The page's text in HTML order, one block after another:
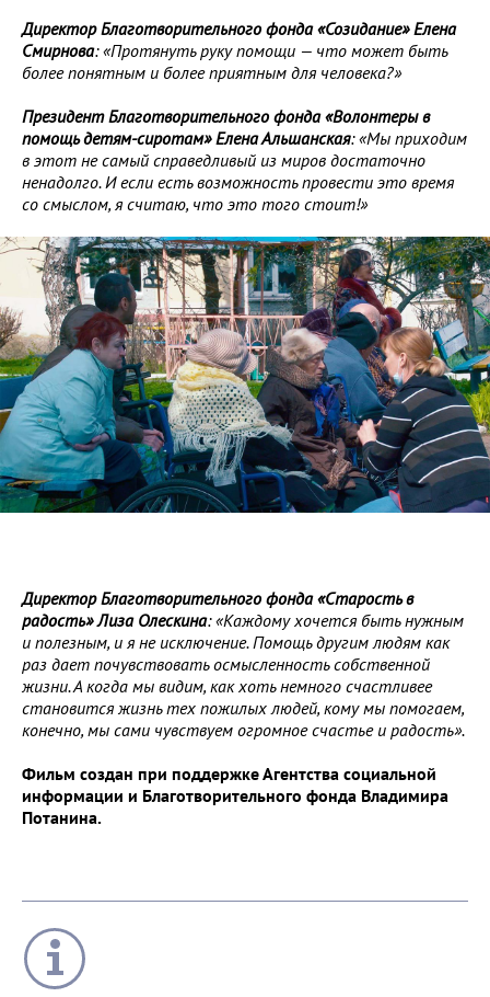
Директор Благотворительного фонда «Созидание» Елена
Смирнова: «Протянуть руку помощи — что может быть
более понятным и более приятным для человека?»
Президент Благотворительного фонда «Волонтеры в
помощь детям-сиротам» Елена Альшанская: «Мы приходим
в этот не самый справедливый из миров достаточно
ненадолго. И если есть возможность провести это время
со смыслом, я считаю, что это того стоит!»
Директор Благотворительного фонда «Старость в
радость» Лиза Олескина: «Каждому хочется быть нужным
и полезным, и я не исключение. Помощь другим людям как
раз дает почувствовать осмысленность собственной
жизни. А когда мы видим, как хоть немного счастливее
становится жизнь тех пожилых людей, кому мы помогаем,
конечно, мы сами чувствуем огромное счастье и радость».
Фильм создан при поддержке Агентства социальной
информации и Благотворительного фонда Владимира
Потанина.